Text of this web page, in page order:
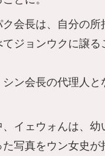
会長は、自分の所
ジョンウクに譲る
シン会長の代理人と
、イェウォんは、幼
た写真をウン女史が